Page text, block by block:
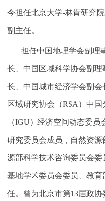
今担任北京大学-林肯研究
副主任。
担任中国地理学会副理
长、中国区域科学协会副
长、中国城市经济学会副会
区域研究协会（RSA ）中国
（IGU）经济空间动态委员
研究委员会成员，自然资
源部科学技术咨询委员会
基地学术委员会委员、教
任。曾为北京市第13届政协